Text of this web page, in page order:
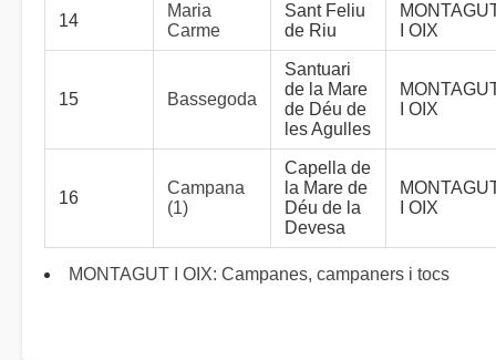
14
Maria
Carme
Sant Feliu
de Riu
I OIX
15 Bassegoda
Santuari
de la Mare
de Déu de
les Agulles
I OIX
16
Campana
(1)
Capella de
la Mare de
Déu de la
Devesa
I OIX
MONTAGUT I OIX: Campanes, campaners i tocs